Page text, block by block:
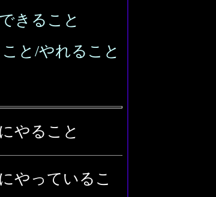
きること
と/やれること
やること
やっているこ